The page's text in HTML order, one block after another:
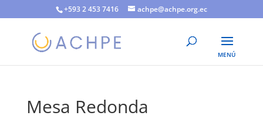
+593 2 453 7416 achpe@achpe.org.ec
Mesa Redonda